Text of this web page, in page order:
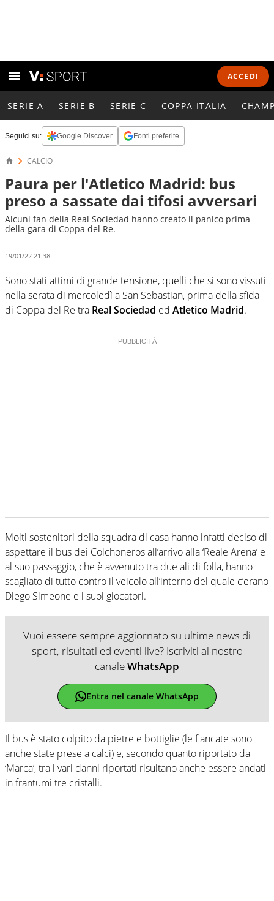
ACCEDI
SERIE A SERIE B SERIE C COPPA ITALIA
Seguici su: Google Discover Fonti preferite
CALCIO
Paura per l'Atletico Madrid: bus
preso a sassate dai tifosi avversari
Alcuni fan della Real Sociedad hanno creato il panico prima
della gara di Coppa del Re.
19/01/22 21:38
Sono stati attimi di grande tensione, quelli che si sono vissuti
nella serata di mercoledì a San Sebastian, prima della sfida
di Coppa del Re tra Real Sociedad ed Atletico Madrid.
Molti sostenitori della squadra di casa hanno infatti deciso di
aspettare il bus dei Colchoneros all’arrivo alla ‘Reale Arena’ e
al suo passaggio, che è avvenuto tra due ali di folla, hanno
scagliato di tutto contro il veicolo all’interno del quale c’erano
Diego Simeone e i suoi giocatori.
Vuoi essere sempre aggiornato su ultime news di
sport, risultati ed eventi live? Iscriviti al nostro
canaleWhatsApp
Entra nel canale WhatsApp
Il bus è stato colpito da pietre e bottiglie (le fiancate sono
anche state prese a calci) e, secondo quanto riportato da
‘Marca’, tra i vari danni riportati risultano anche essere andati
in frantumi tre cristalli.